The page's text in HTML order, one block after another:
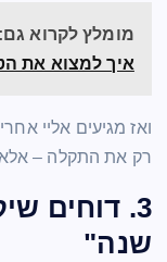
מומלץ לקרוא גם:
איך למצוא את
רק את התקלה –
3. דוחים
שנה"